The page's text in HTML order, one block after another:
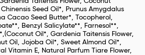
Seed Oil*, Prunus Amygdalus
Cacao Seed Butter*, Tocopherol,
Benzyl Salicylate**, Farnesol**,
Oil*, Gardenia Taitensis Flower,
Oil, Jojoba Oil*, Sweet Almond Oil*,
Vitamin E, Natural Parfum Tiare Flower,